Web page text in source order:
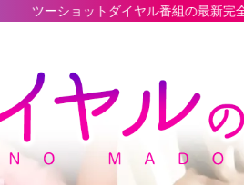
ダイヤル番組の最新完全データベース